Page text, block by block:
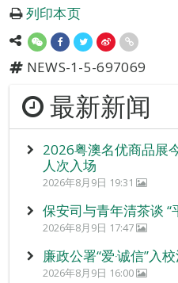
列印本页
NEWS-1-5-697069
最新新闻
2026粤澳名优商品展
人次入场
2026年8月9日 19:31
保安司与青年清茶谈 “
2026年8月9日 17:47
廉政公署“爱‧诚信”入
2026年8月9日 16:00